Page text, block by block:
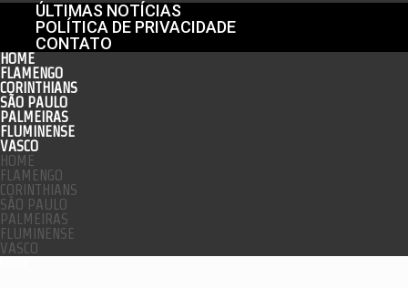
ÚLTIMAS NOTÍCIAS
POLÍTICA DE PRIVACIDADE
CONTATO
HOME
FLAMENGO
CORINTHIANS
SÃO PAULO
PALMEIRAS
FLUMINENSE
VASCO
HOME
FLAMENGO
CORINTHIANS
SÃO PAULO
PALMEIRAS
FLUMINENSE
VASCO